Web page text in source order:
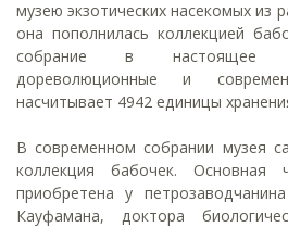
музею экзотических насекомых из
она пополнилась коллекцией
собрание в настоящее
дореволюционные и
насчитывает 4942 единицы
В современном собрании музея
коллекция бабочек. Основная
приобретена у
Кауфамана, доктора